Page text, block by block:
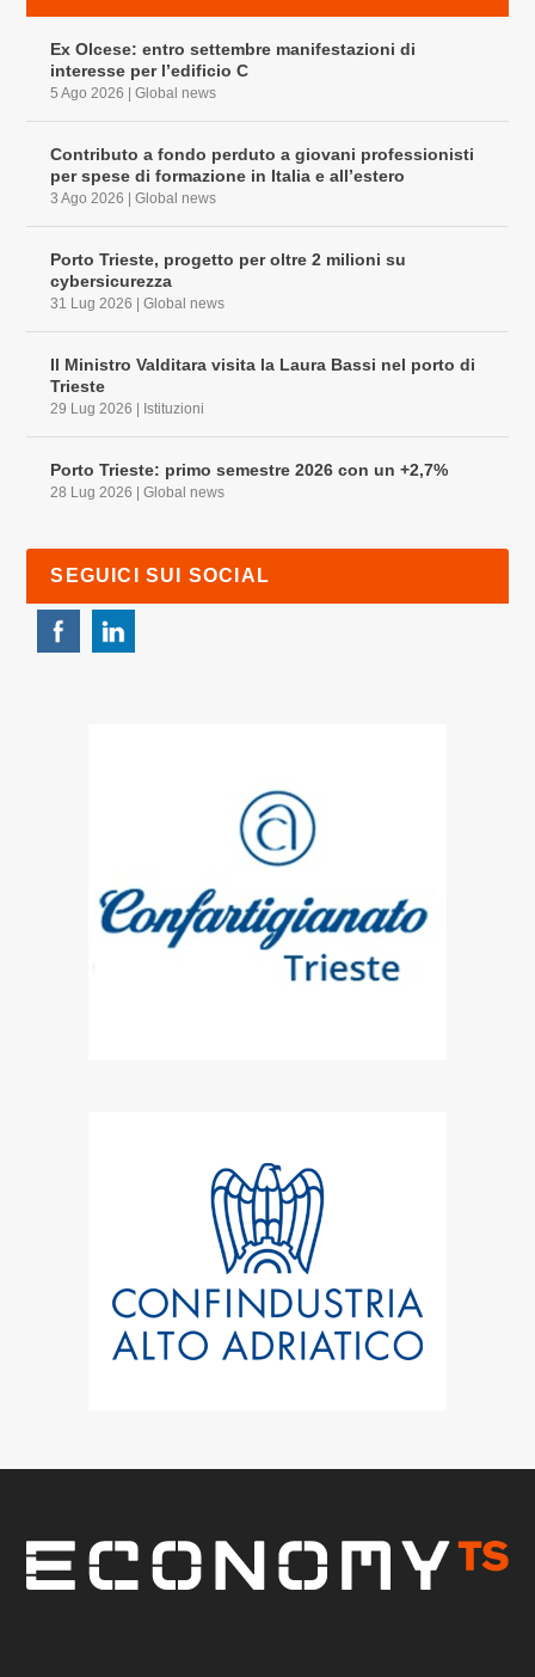
Ex Olcese: entro settembre manifestazioni di
interesse per l’edificio C
5 Ago 2026 |Global news
Contributo a fondo perduto a giovani professionisti
per spese di formazione in Italia e all’estero
3 Ago 2026 |Global news
Porto Trieste, progetto per oltre 2 milioni su
cybersicurezza
31 Lug 2026 |Global news
Il Ministro Valditara visita la Laura Bassi nel porto di
Trieste
29 Lug 2026 | Istituzioni
Porto Trieste: primo semestre 2026 con un +2,7%
28 Lug 2026 |Global news
SEGUICI SUI SOCIAL